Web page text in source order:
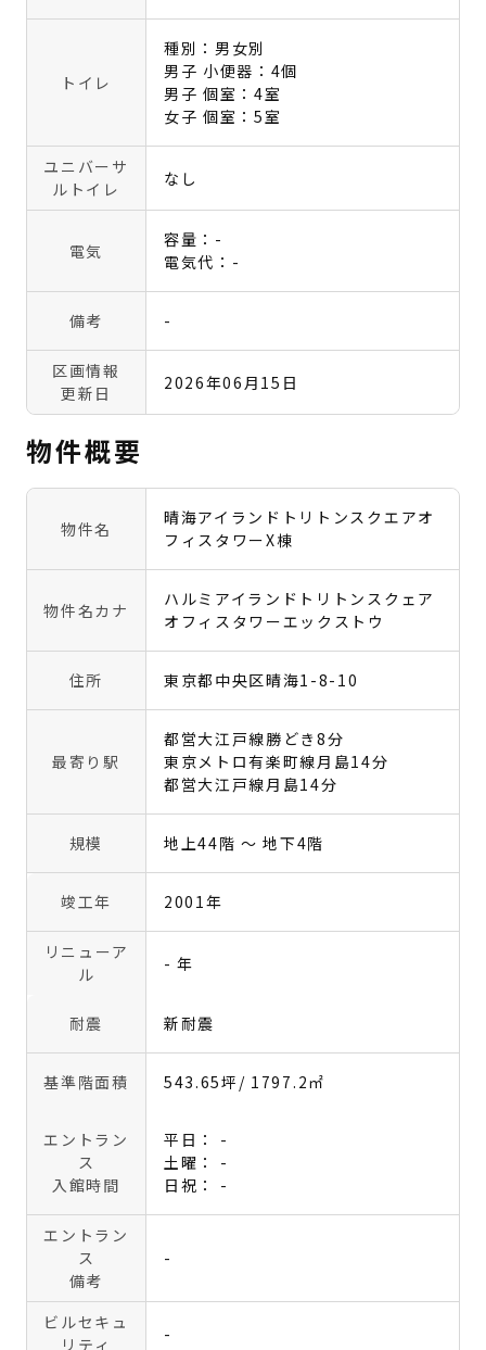
トイレ
種別：男女別
男子 小便器：4個
男子 個室：4室
女子 個室：5室
ユニバーサ
ルトイレ
なし
電気
容量：-
電気代：-
備考 -
区画情報
更新日
2026年06月15日
物件概要
物件名
晴海アイランドトリトンスクエアオ
フィスタワーX棟
物件名カナ
ハルミアイランドトリトンスクェア
オフィスタワーエックストウ
住所 東京都中央区晴海1-8-10
最寄り駅
都営大江戸線勝どき8分
東京メトロ有楽町線月島14分
都営大江戸線月島14分
規模 地上44階 〜 地下4階
竣工年 2001年
リニューア
ル
- 年
耐震 新耐震
基準階面積 543.65坪 / 1797.2㎡
エントラン
ス
入館時間
平日： -
土曜： -
日祝： -
エントラン
ス
備考
-
ビルセキュ
リティ
-